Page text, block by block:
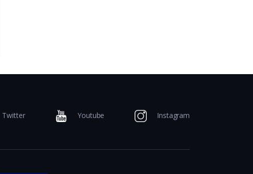
Twitter Youtube Instagram